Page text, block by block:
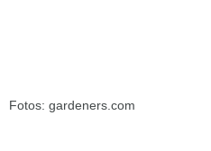
Fotos: gardeners.com